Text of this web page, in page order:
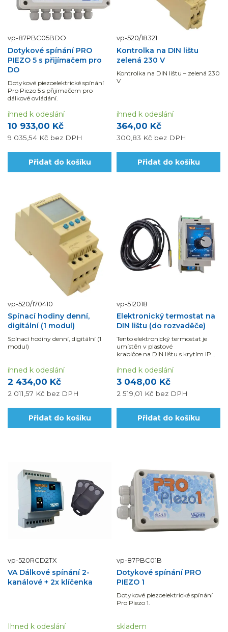
vp-87PBC05BDO
Dotykové spínání PRO
PIEZO 5 s přijímačem pro
DO
Dotykové piezoelektrické spínání
Pro Piezo 5 s přijímačem pro
dálkové ovládání.
10 933,00 Kč
9 035,54 Kč bez DPH
ihned k odeslání
Přidat do košíku
vp-520/18321
Kontrolka na DIN lištu
zelená 230 V
Kontrolka na DIN lištu – zelená 230
V
364,00 Kč
300,83 Kč bez DPH
ihned k odeslání
Přidat do košíku
vp-520/170410
Spínací hodiny denní,
digitální (1 modul)
Spínací hodiny denní, digitální (1
modul)
2 434,00 Kč
2 011,57 Kč bez DPH
ihned k odeslání
Přidat do košíku
vp-512018
Elektronický termostat na
DIN lištu (do rozvaděče)
Tento elektronický termostat je
umístěn v plastové
krabičce na DIN lištu s krytím IP
45°C.
3 048,00 Kč
2 519,01 Kč bez DPH
ihned k odeslání
Přidat do košíku
vp-520RCD2TX
VA Dálkové spínání 2-
kanálové + 2x klíčenka
Ihned k odeslání
vp-87PBC01B
Dotykové spínání PRO
PIEZO 1
Dotykové piezoelektrické spínání
Pro Piezo 1.
skladem